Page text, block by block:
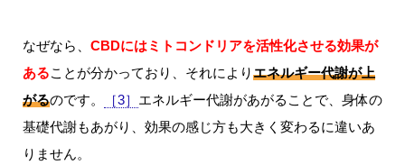
なぜなら、 CBDにはミトコンドリアを活性化させる効果が
あることが分かっており、それによりエネルギー代謝が上
がるのです。 ［3］ エネルギー代謝があがることで、身体の
基礎代謝もあがり、効果の感じ方も大きく変わるに違いあ
りません。